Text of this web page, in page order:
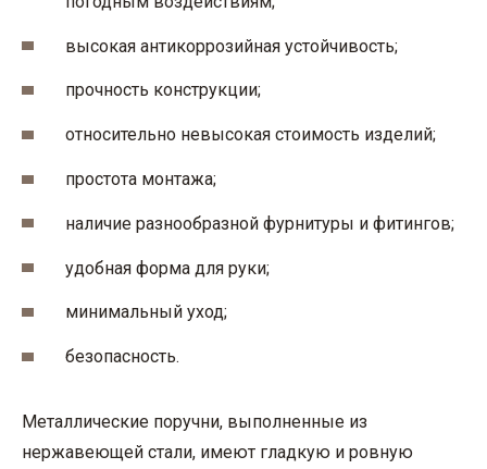
высокая антикоррозийная устойчивость;
прочность конструкции;
относительно невысокая стоимость изделий;
простота монтажа;
наличие разнообразной фурнитуры и фитингов;
удобная форма для руки;
минимальный уход;
безопасность.
Металлические поручни, выполненные из
нержавеющей стали, имеют гладкую и ровную